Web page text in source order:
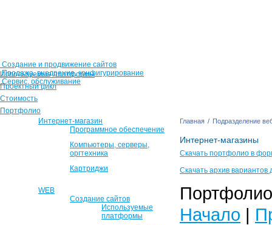
Создание и продвижение сайтов
Продажа, внедрение, конфигурирование
Сервис, обслуживание
Используемые платформы
Проектный цикл
Стоимость
Портфолио
Интернет-магазин
Программное обеспечение
Компьютеры, серверы,
оргтехника
Картриджи
WEB
Создание сайтов
Используемые
платформы
Главная / Подразделение
Интернет-магазины
Скачать портфолио в
Скачать архив вариантов
Начало |